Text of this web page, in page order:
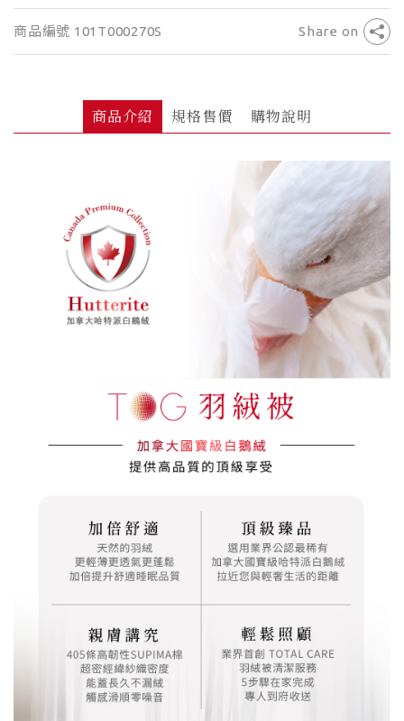
商品編號 101T000270S Share on
商品介紹 規格售價 購物說明